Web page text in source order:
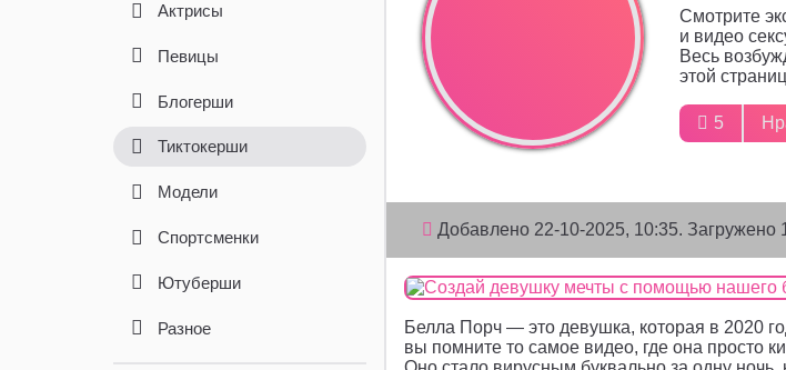
Актрисы
Певицы
Блогерши
Тиктокерши
Модели
Спортсменки
Ютуберши
Разное
Смотрите
и видео
Весь
этой
5
Добавлено 22-10-2025, 10:35. Загружено
Белла Порч — это девушка, которая в 2020
вы помните то самое видео, где она просто